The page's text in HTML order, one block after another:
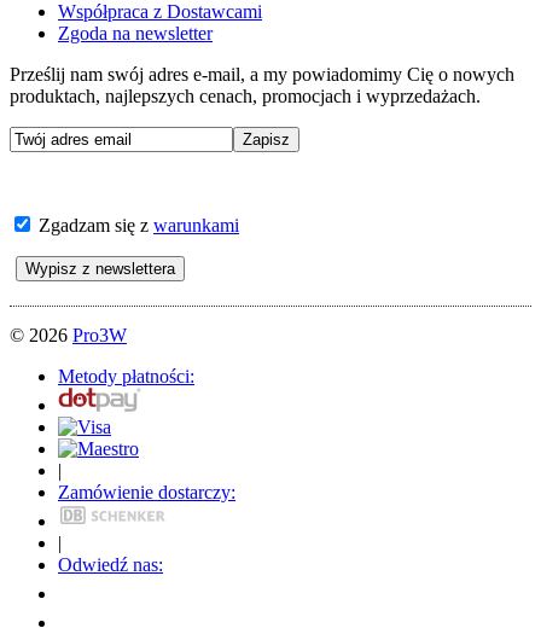
Współpraca z Dostawcami
Zgoda na newsletter
Prześlij nam swój adres e-mail, a my powiadomimy Cię o nowych
produktach, najlepszych cenach, promocjach i wyprzedażach.
Zgadzam się z warunkami
© 2026 Pro3W
Metody płatności:
|
Zamówienie dostarczy:
|
Odwiedź nas: